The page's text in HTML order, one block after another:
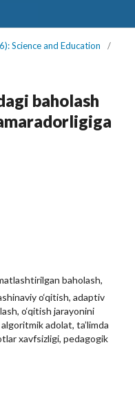
Science and Education
/
baholash
baholash,
o‘qitish, adaptiv
o‘qitish jarayonini
adolat, ta’limda
xavfsizligi, pedagogik